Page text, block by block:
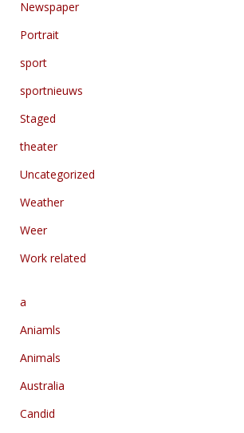
Newspaper
Portrait
sport
sportnieuws
Staged
theater
Uncategorized
Weather
Weer
Work related
a
Aniamls
Animals
Australia
Candid